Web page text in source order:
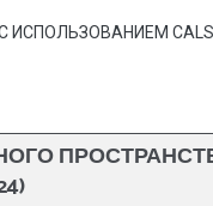
CALS